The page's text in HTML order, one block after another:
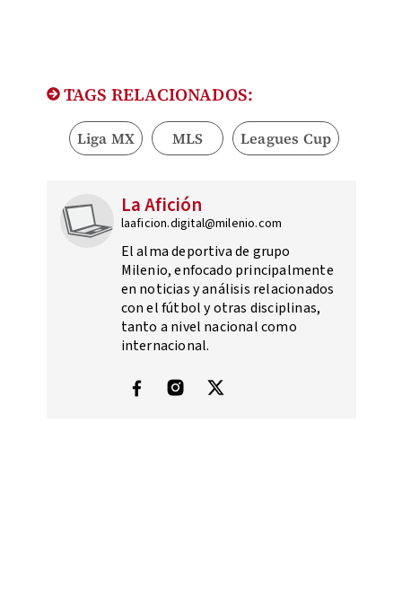
TAGS RELACIONADOS:
Liga MX MLS Leagues Cup
La Afición
laaficion.digital@milenio.com
El alma deportiva de grupo
Milenio, enfocado principalmente
en noticias y análisis relacionados
con el fútbol y otras disciplinas,
tanto a nivel nacional como
internacional.